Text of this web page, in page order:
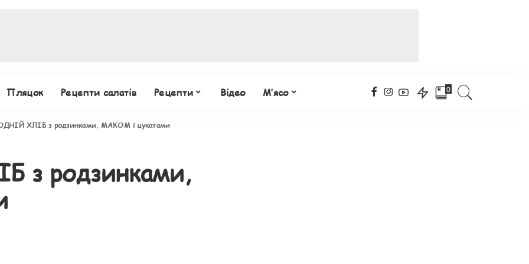
Пляцок Рецепти салатів Рецепти Відео М’ясо 0
ХЛІБ з родзинками, МАКОМ і цукатами
з родзинками,